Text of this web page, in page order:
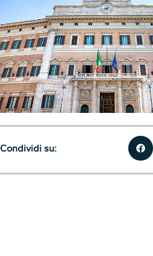
Condividi su: